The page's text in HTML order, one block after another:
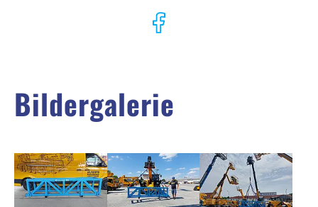
Bildergalerie
Show larger versionShow larger version Show larger version